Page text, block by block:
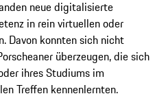
neue digitalisierte
in rein virtuellen oder
Davon konnten sich nicht
überzeugen, die sich
ihres Studiums im
Treffen kennenlernten.